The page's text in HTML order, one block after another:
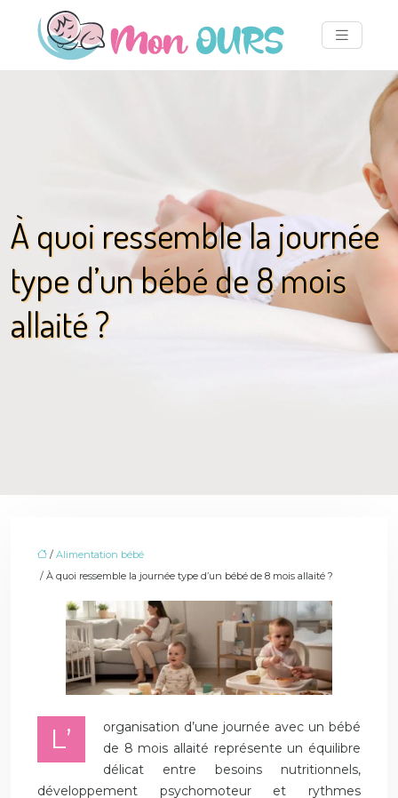
À quoi ressemble la journée
type d’un bébé de 8 mois
allaité ?
/ Alimentation bébé
/ À quoi ressemble la journée type d’un bébé de 8 mois allaité ?
L’
organisation d’une journée avec un bébé
de 8 mois allaité représente un équilibre
délicat entre besoins nutritionnels,
développement psychomoteur et rythmes